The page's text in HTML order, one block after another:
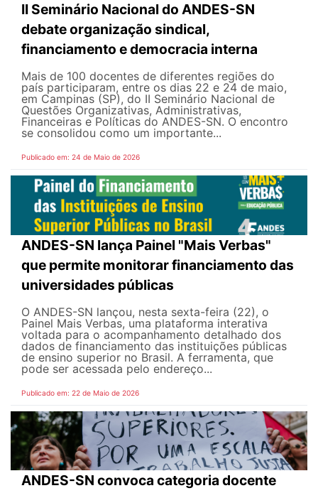
II Seminário Nacional do ANDES-SN
debate organização sindical,
financiamento e democracia interna
Mais de 100 docentes de diferentes regiões do
país participaram, entre os dias 22 e 24 de maio,
em Campinas (SP), do II Seminário Nacional de
Questões Organizativas, Administrativas,
Financeiras e Políticas do ANDES-SN. O encontro
se consolidou como um importante...
Publicado em: 24 de Maio de 2026
ANDES-SN lança Painel "Mais Verbas"
que permite monitorar financiamento das
universidades públicas
O ANDES-SN lançou, nesta sexta-feira (22), o
Painel Mais Verbas, uma plataforma interativa
voltada para o acompanhamento detalhado dos
dados de financiamento das instituições públicas
de ensino superior no Brasil. A ferramenta, que
pode ser acessada pelo endereço...
Publicado em: 22 de Maio de 2026
ANDES-SN convoca categoria docente